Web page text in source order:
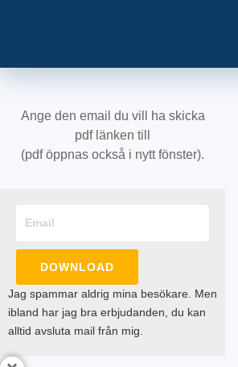
Ange den email du vill ha skicka
pdf länken till
(pdf öppnas också i nytt fönster).
DOWNLOAD
Jag spammar aldrig mina besökare. Men
ibland har jag bra erbjudanden, du kan
alltid avsluta mail från mig.